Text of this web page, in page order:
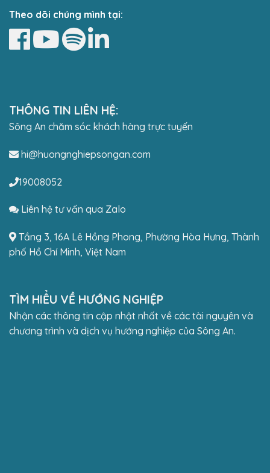
Theo dõi chúng mình tại:
THÔNG TIN LIÊN HỆ:
Sông An chăm sóc khách hàng trực tuyến
hi@huongnghiepsongan.com
19008052
Liên hệ tư vấn qua Zalo
Tầng 3, 16A Lê Hồng Phong, Phường Hòa Hưng, Thành
phố Hồ Chí Minh, Việt Nam
TÌM HIỂU VỀ HƯỚNG NGHIỆP
Nhận các thông tin cập nhật nhất về các tài nguyên và
chương trình và dịch vụ hướng nghiệp của Sông An.